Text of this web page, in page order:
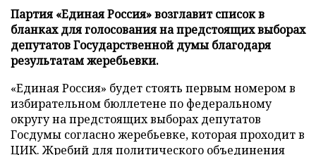
Партия «Единая Россия» возглавит список в
бланках для голосования на предстоящих выборах
депутатов Государственной думы благодаря
результатам жеребьевки.
«Единая Россия» будет стоять первым номером в
избирательном бюллетене по федеральному
округу на предстоящих выборах депутатов
Госдумы согласно жеребьевке, которая проходит в
ЦИК. Жребий для политического объединения